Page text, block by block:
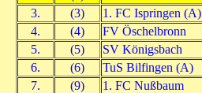
3.
(3)
1. FC Ispringen (A)
4.
(4)
FV Öschelbronn
5.
(5)
SV Königsbach
6.
(6)
TuS Bilfingen (A)
7.
(9)
1. FC Nußbaum